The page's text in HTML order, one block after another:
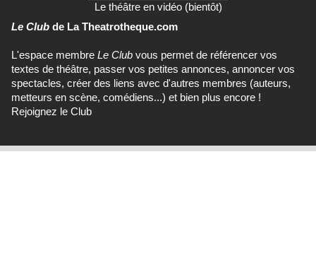
Le théâtre en vidéo (bientôt)
Le Club de La Theatrotheque.com
L'espace membre Le Club vous permet de référencer vos
textes de théâtre, passer vos petites annonces, annoncer vos
spectacles, créer des liens avec d'autres membres (auteurs,
metteurs en scène, comédiens...) et bien plus encore !
Rejoignez le Club